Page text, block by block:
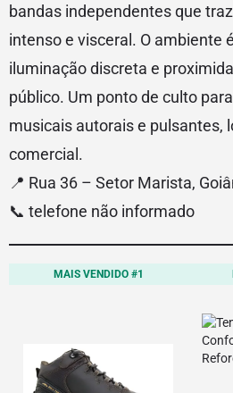
bandas independentes que
intenso e visceral. O ambiente
iluminação discreta e
público. Um ponto de culto
musicais autorais e pulsantes,
comercial.
📍 Rua 36 – Setor Marista,
📞 telefone não informado
MAIS VENDIDO #1